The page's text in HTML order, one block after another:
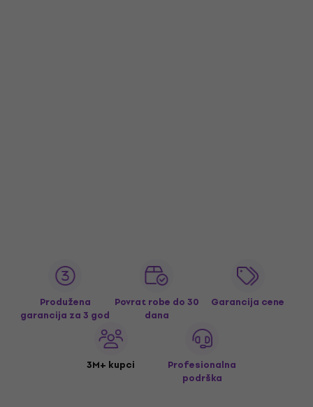
Produžena
garancija za 3 god
Povrat robe do 30
dana
Garancija cene
3M+ kupci
Profesionalna
podrška